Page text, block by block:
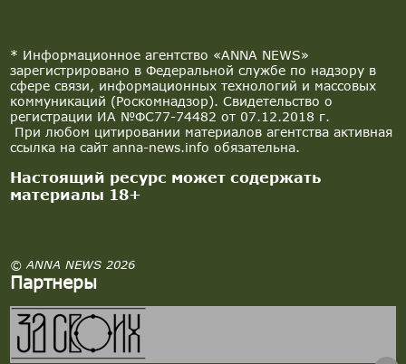
* Информационное агентство «ANNA NEWS»
зарегистрировано в Федеральной службе по надзору в
сфере связи, информационных технологий и массовых
коммуникаций (Роскомнадзор). Свидетельство о
регистрации ИА №ФС77-74482 от 07.12.2018 г.
При любом цитировании материалов агентства активная
ссылка на сайт anna-news.info обязательна.
Настоящий ресурс может содержать
материалы 18+
© ANNA NEWS 2026
Партнеры